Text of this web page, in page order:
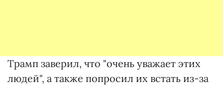
Трамп заверил, что "очень уважает этих
людей", а также попросил их встать из-за